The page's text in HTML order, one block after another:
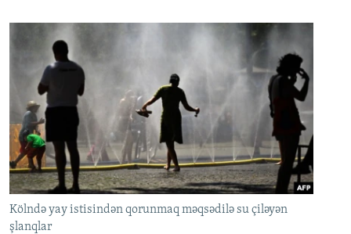
Kölndə yay istisindən qorunmaq məqsədilə su çiləyən
şlanqlar